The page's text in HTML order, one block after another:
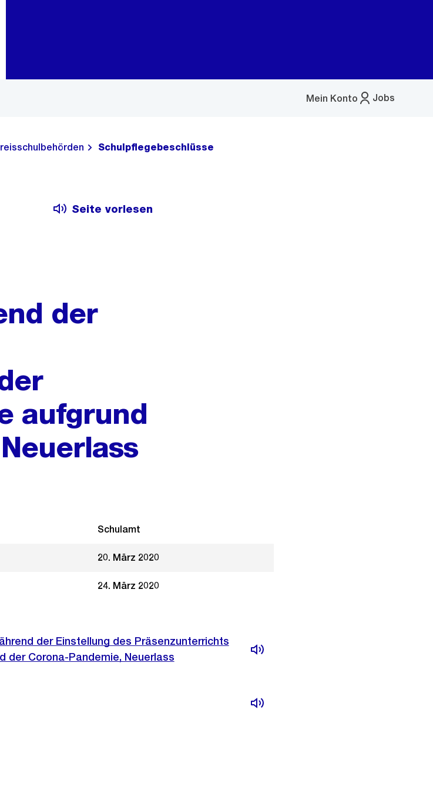
Jobs
Mein Konto
Menü
Schulpflegebeschlüsse
Seite vorlesen
der
aufgrund
Schulamt
20. März 2020
24. März 2020
der Einstellung des Präsenzunterrichts
der Corona-Pandemie, Neuerlass